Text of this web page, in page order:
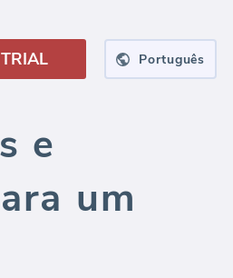
TRIAL Português
e
um